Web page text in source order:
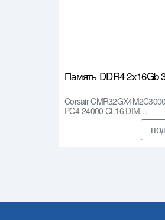
Память DDR4 2x16Gb
Corsair
PC4-24000 CL16 DIM…